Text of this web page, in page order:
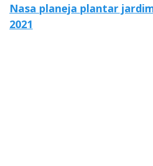
Nasa planeja plantar
2021